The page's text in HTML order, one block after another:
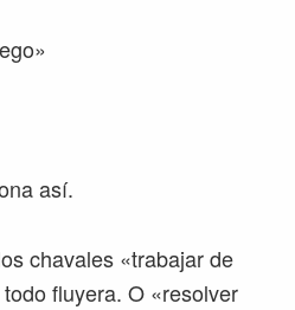
así.
chavales «trabajar de
fluyera. O «resolver